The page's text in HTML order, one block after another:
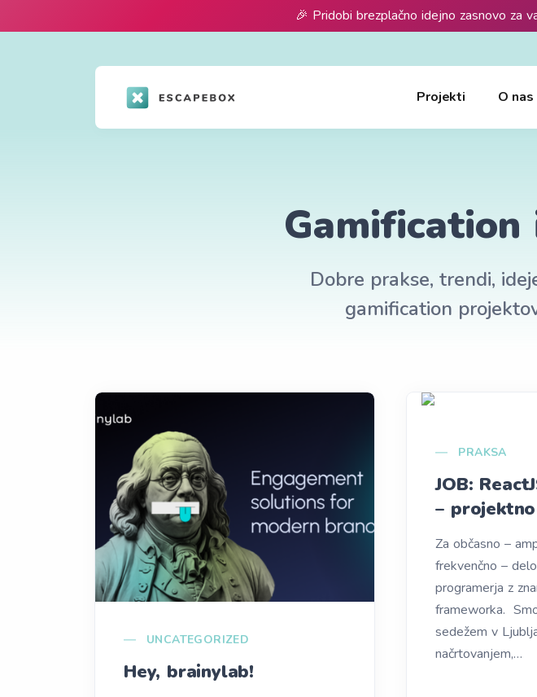
🎉 Pridobi brezplačno idejno zasnovo za
Projekti O nas
Dobre prakse, trendi,
gamification
UNCATEGORIZED
Hey, brainylab!
PRAKSA
JOB:
–
Za občasno –
frekvenčno –
programerja z
frameworka.
sedežem v
načrtovanjem,…